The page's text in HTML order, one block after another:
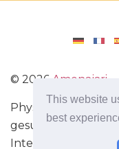
This website
best
© 2026 Amenajari
Physische
gesunde
Interessante